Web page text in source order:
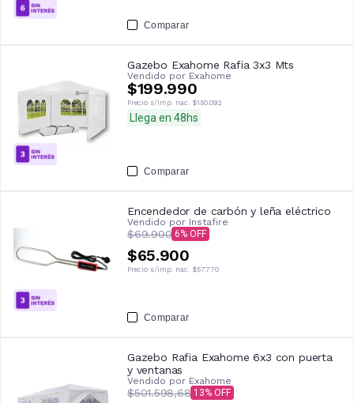
Comparar
Gazebo Exahome Rafia 3x3 Mts
Vendido por Exahome
$199.990
Precio s/imp. nac. $150.092
Llega en 48hs
Comparar
Encendedor de carbón y leña eléctrico
Vendido por Instafire
$69.900 6
$65.900
Precio s/imp. nac. $57.770
Comparar
Gazebo Rafia Exahome 6x3 con puerta
y ventanas
Vendido por Exahome
$501.598,68 13